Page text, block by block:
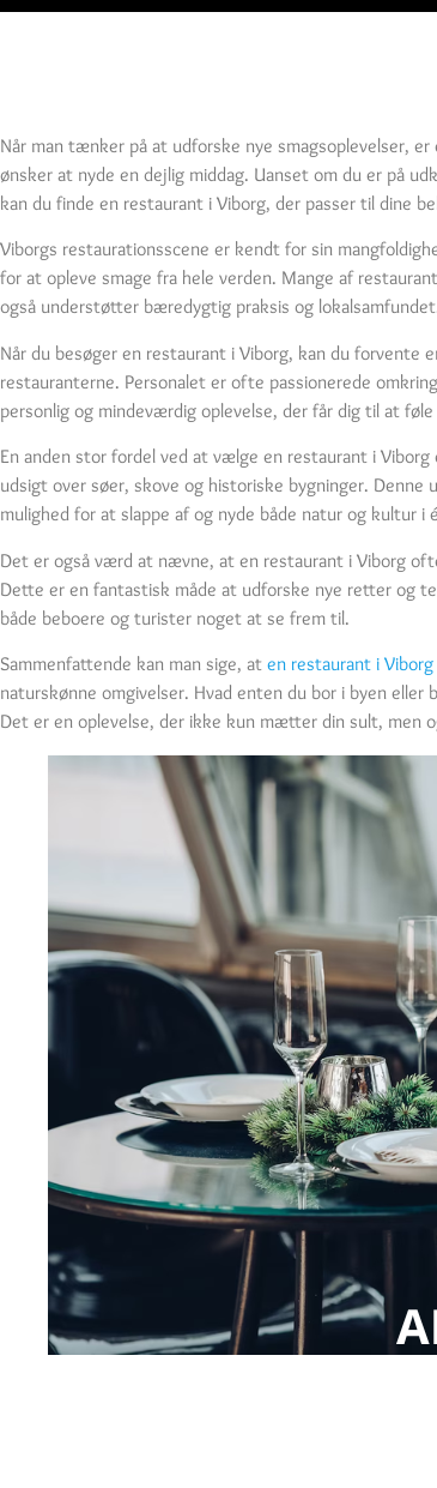
Når man tænker på at udforske nye smagsoplevelser,
ønsker at nyde en dejlig middag. Uanset om du er på
kan du finde en restaurant i Viborg, der passer til dine
Viborgs restaurationsscene er kendt for sin
for at opleve smage fra hele verden. Mange af
også understøtter bæredygtig praksis og
Når du besøger en restaurant i Viborg, kan du
restauranterne. Personalet er ofte passionerede
personlig og mindeværdig oplevelse, der får dig til at
En anden stor fordel ved at vælge en restaurant i
udsigt over søer, skove og historiske bygninger.
mulighed for at slappe af og nyde både natur og kultur i
Det er også værd at nævne, at en restaurant i Viborg
Dette er en fantastisk måde at udforske nye retter og
både beboere og turister noget at se frem til.
Sammenfattende kan man sige, at en restaurant i Viborg
naturskønne omgivelser. Hvad enten du bor i byen
Det er en oplevelse, der ikke kun mætter din sult, men